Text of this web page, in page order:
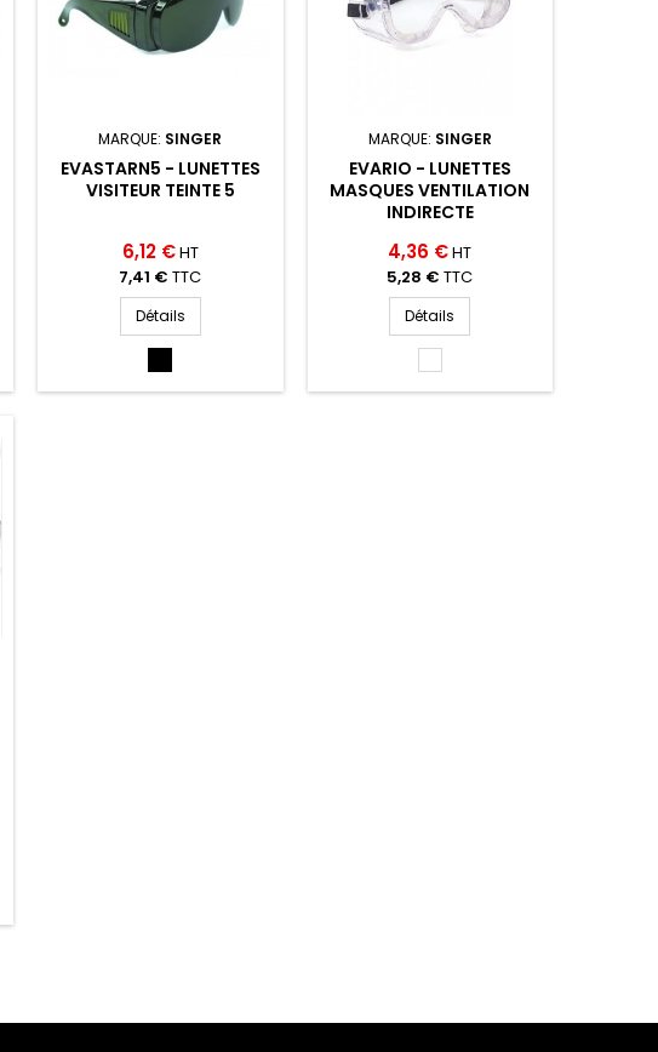
MARQUE: SINGER
EVASTARN5 - LUNETTES
VISITEUR TEINTE 5
6,12 €HT
7,41 € TTC
Détails
5
(TEINTE
MARQUE: SINGER
EVARIO - LUNETTES
MASQUES VENTILATION
INDIRECTE
4,36 €HT
5,28 € TTC
Détails
(INCOLOR)